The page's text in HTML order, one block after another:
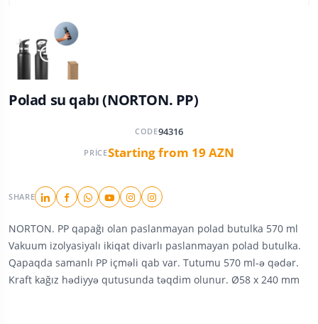
Polad su qabı (NORTON. PP)
CODE94316
PRICEStarting from 19 AZN
SHARE
NORTON. PP qapağı olan paslanmayan polad butulka 570 ml
Vakuum izolyasiyalı ikiqat divarlı paslanmayan polad butulka.
Qapaqda samanlı PP içməli qab var. Tutumu 570 ml-ə qədər.
Kraft kağız hədiyyə qutusunda təqdim olunur. Ø58 x 240 mm